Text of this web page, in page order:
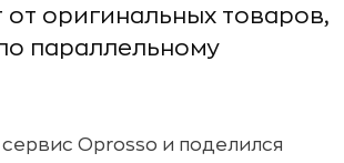
от оригинальных товаров,
параллельному
Oprosso и поделился